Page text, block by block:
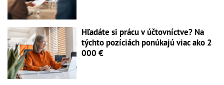
Hľadáte si prácu v účtovníctve? Na
týchto pozíciách ponúkajú viac ako 2
000 €